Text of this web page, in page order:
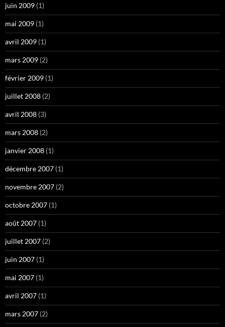
juin 2009 (1)
mai 2009 (1)
avril 2009 (1)
mars 2009 (2)
février 2009 (1)
juillet 2008 (2)
avril 2008 (3)
mars 2008 (2)
janvier 2008 (1)
décembre 2007 (1)
novembre 2007 (2)
octobre 2007 (1)
août 2007 (1)
juillet 2007 (2)
juin 2007 (1)
mai 2007 (1)
avril 2007 (1)
mars 2007 (2)